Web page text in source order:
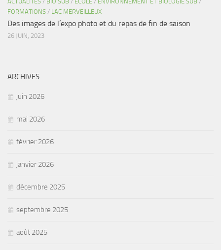
FORMATIONS / LAC MERVEILLEUX
Des images de l’expo photo et du repas de fin de saison
26 JUIN, 2023
ARCHIVES
juin 2026
mai 2026
février 2026
janvier 2026
décembre 2025
septembre 2025
août 2025